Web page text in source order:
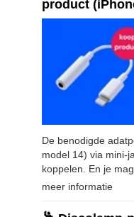
product
De benodigde
model 14) via mini-
koppelen. En je
meer informatie